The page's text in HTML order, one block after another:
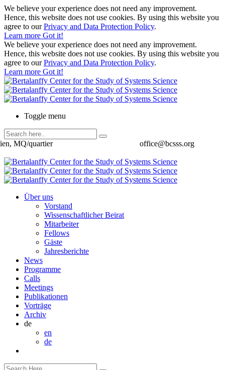
We believe your experience does not need any improvement.
Hence, this website does not use cookies. By using this website you
agree to ourPrivacy and Data Protection Policy.
Learn more Got it!
We believe your experience does not need any improvement.
Hence, this website does not use cookies. By using this website you
agree to ourPrivacy and Data Protection Policy.
Learn more Got it!
Toggle menu
office@bcsss.org
MQ/quartier
Über uns
Vorstand
Wissenschaftlicher Beirat
Mitarbeiter
Fellows
Gäste
Jahresberichte
News
Programme
Calls
Meetings
Publikationen
Vorträge
Archiv
de
en
de